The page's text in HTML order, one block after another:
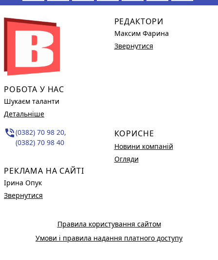
РОБОТА У НАС
Шукаєм таланти
Детальніше
phone_in_talk(0382) 70 98 20,
(0382) 70 98 40
РЕКЛАМА НА САЙТІ
Ірина Опук
Звернутися
РЕДАКТОРИ
Максим Фарина
Звернутися
КОРИСНЕ
Новини компаній
Огляди
Правила користування сайтом
Умови і правила надання платного доступу